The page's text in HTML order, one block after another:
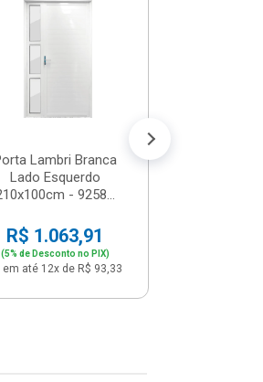
Lambri Branca
Lado Esquerdo
- 9258...
R$ 1.063,91
(5% de Desconto no PIX)
em até 12x de R$ 93,33